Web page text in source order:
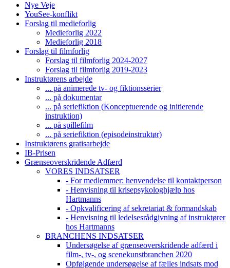
Nye Veje
YouSee-konflikt
Forslag til medieforlig
Medieforlig 2022
Medieforlig 2018
Forslag til filmforlig
Forslag til filmforlig 2024-2027
Forslag til filmforlig 2019-2023
Instruktørens arbejde
... på animerede tv- og fiktionsserier
... på dokumentar
... på seriefiktion (Konceptuerende og initierende
instruktion)
... på spillefilm
... på seriefiktion (episodeinstruktør)
Instruktørens gratisarbejde
IB-Prisen
Grænseoverskridende Adfærd
VORES INDSATSER
- For medlemmer: henvendelse til kontaktperson
- Henvisning til krisepsykologhjælp hos
Hartmanns
- Opkvalificering af sekretariat & formandskab
- Henvisning til ledelsesrådgivning af instruktører
hos Hartmanns
BRANCHENS INDSATSER
Undersøgelse af grænseoverskridende adfærd i
film-, tv-, og scenekunstbranchen 2020
Opfølgende undersøgelse af fælles indsats mod